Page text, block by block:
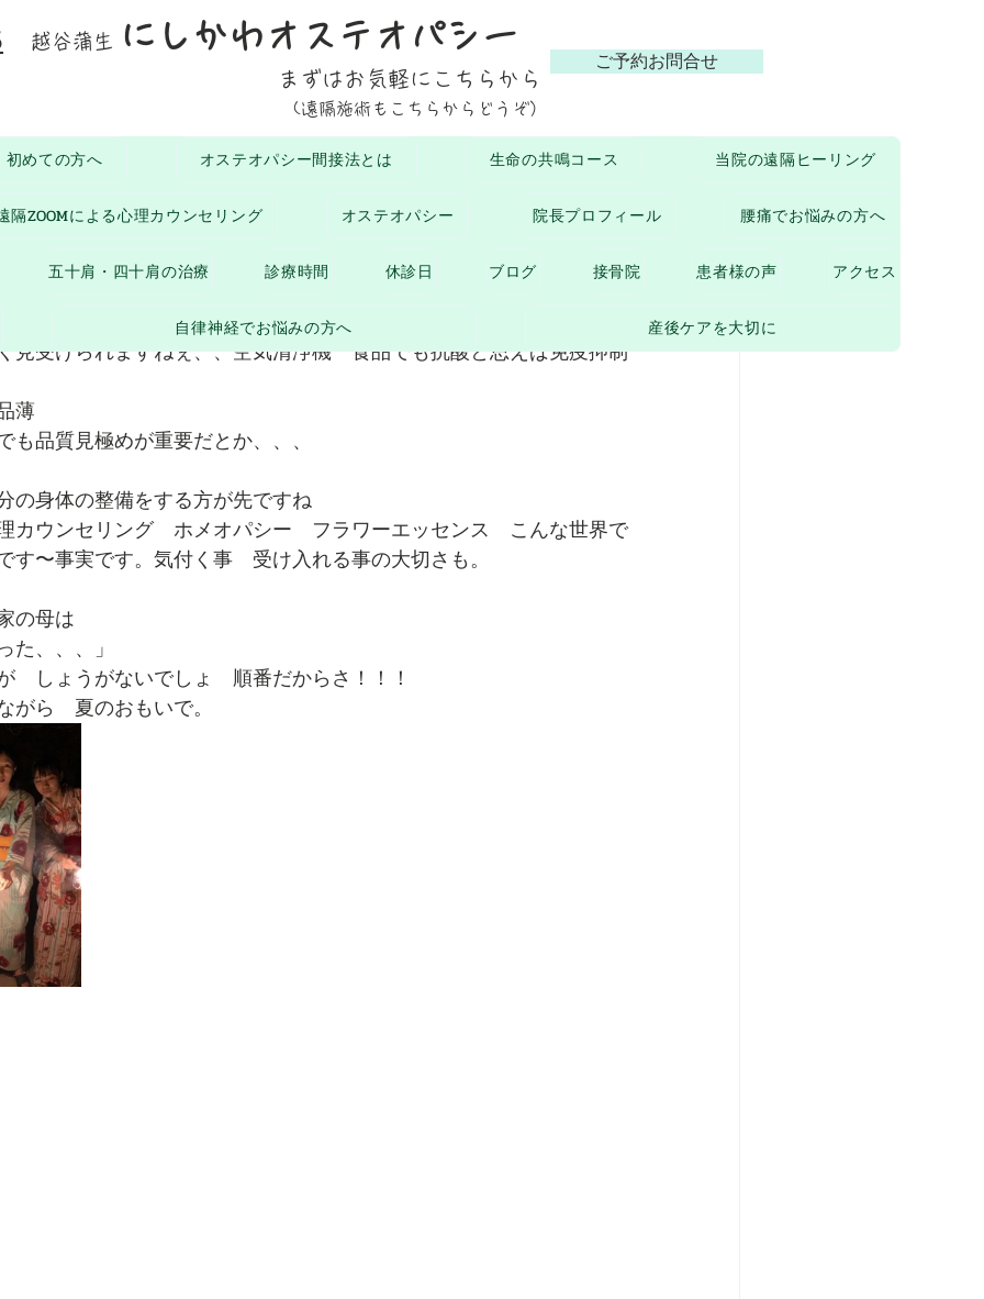
ご予約お問合せ
越谷蒲生 にしかわオステオパシー
まずはお気軽にこちらから
(遠隔施術もこちらからどうぞ）
読了時間: 1分
見受けられますねぇ、、空気清浄機　食品でも抗酸と思えば免疫抑制
薄
も品質見極めが重要だとか、、、
の身体の整備をする方が先ですね
カウンセリング　ホメオパシー　フラワーエッセンス　こんな世界で
す〜事実です。気付く事　受け入れる事の大切さも。
の母は
た、、、」
　しょうがないでしょ　順番だからさ！！！
がら　夏のおもいで。
初めての方へ オステオパシー間接法とは 生命の共鳴コース 当院の遠隔ヒーリング
隔ZOOMによる心理カウンセリング オステオパシー 院長プロフィール 腰痛でお悩みの方へ
五十肩・四十肩の治療 診療時間 休診日 ブログ 接骨院 患者様の声 アクセス
自律神経でお悩みの方へ 産後ケアを大切に